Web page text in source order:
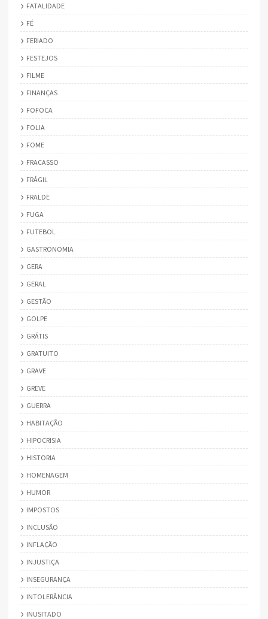
FATALIDADE
FÉ
FERIADO
FESTEJOS
FILME
FINANÇAS
FOFOCA
FOLIA
FOME
FRACASSO
FRÁGIL
FRALDE
FUGA
FUTEBOL
GASTRONOMIA
GERA
GERAL
GESTÃO
GOLPE
GRÁTIS
GRATUITO
GRAVE
GREVE
GUERRA
HABITAÇÃO
HIPOCRISIA
HISTORIA
HOMENAGEM
HUMOR
IMPOSTOS
INCLUSÃO
INFLAÇÃO
INJUSTIÇA
INSEGURANÇA
INTOLERÂNCIA
INUSITADO